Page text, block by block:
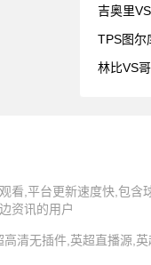
吉奥里
TPS图尔
林比VS
看,平台更新速度快,包含
资讯的用户
清无插件,英超直播源,